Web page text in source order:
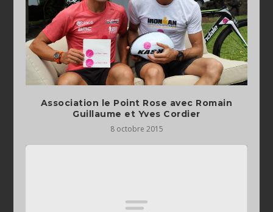
Association le Point Rose avec Romain
Guillaume et Yves Cordier
8 octobre 2015